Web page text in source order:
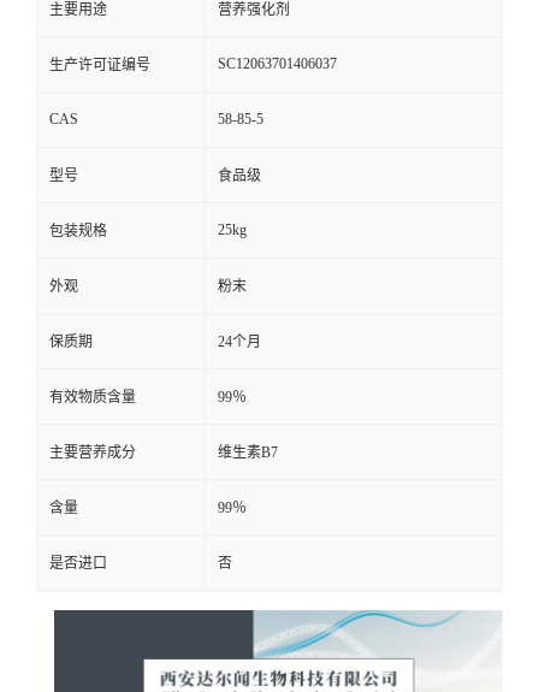
在
线
主要用途 营养强化剂
生产许可证编号 SC12063701406037
CAS 58-85-5
型号 食品级
包装规格 25kg
外观 粉末
保质期 24个月
有效物质含量 99％
主要营养成分 维生素B7
含量 99％
是否进口 否